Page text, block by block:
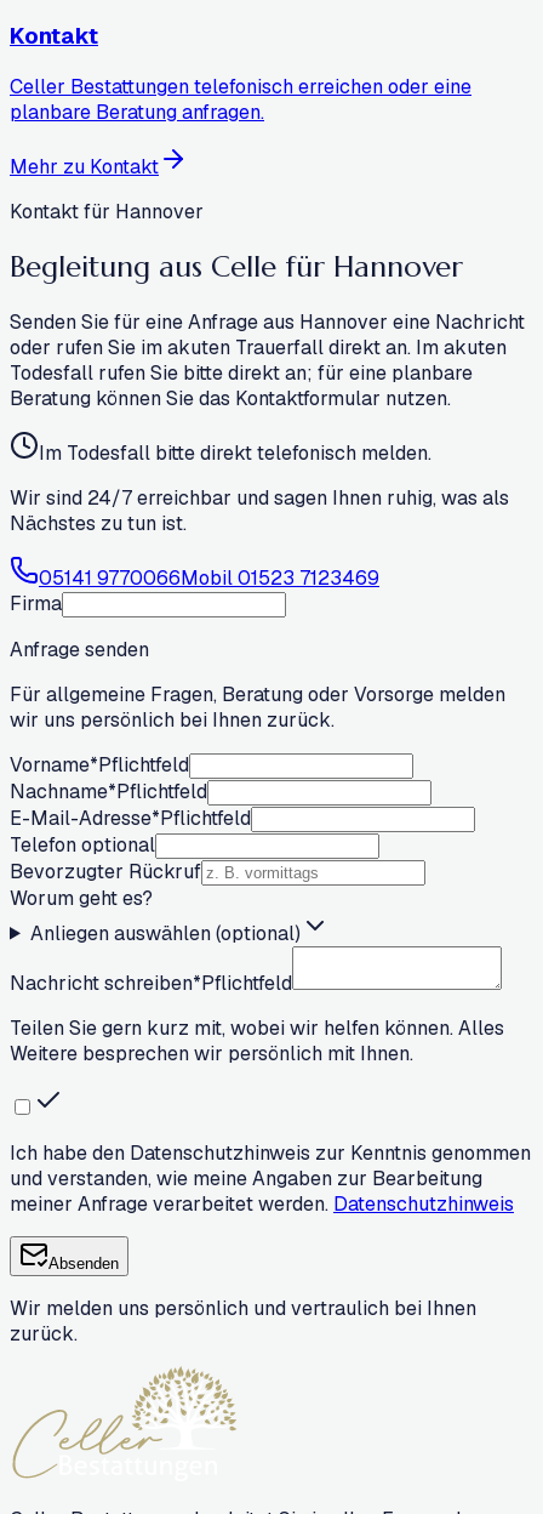
Kontakt
Celler Bestattungen telefonisch erreichen oder eine
planbare Beratung anfragen.
Mehr zu Kontakt
Kontakt für Hannover
Begleitung aus Celle für Hannover
Senden Sie für eine Anfrage aus Hannover eine Nachricht
oder rufen Sie im akuten Trauerfall direkt an. Im akuten
Todesfall rufen Sie bitte direkt an; für eine planbare
Beratung können Sie das Kontaktformular nutzen.
Im Todesfall bitte direkt telefonisch melden.
Wir sind 24/7 erreichbar und sagen Ihnen ruhig, was als
Nächstes zu tun ist.
05141 9770066Mobil01523 7123469
Firma
Anfrage senden
Für allgemeine Fragen, Beratung oder Vorsorge melden
wir uns persönlich bei Ihnen zurück.
Vorname*Pflichtfeld
Nachname*Pflichtfeld
E-Mail-Adresse*Pflichtfeld
Telefon optional
Bevorzugter Rückruf
Worum geht es?
Anliegen auswählen (optional)
Nachricht schreiben*Pflichtfeld
Teilen Sie gern kurz mit, wobei wir helfen können. Alles
Weitere besprechen wir persönlich mit Ihnen.
Ich habe den Datenschutzhinweis zur Kenntnis genommen
und verstanden, wie meine Angaben zur Bearbeitung
meiner Anfrage verarbeitet werden. Datenschutzhinweis
Absenden
Wir melden uns persönlich und vertraulich bei Ihnen
zurück.